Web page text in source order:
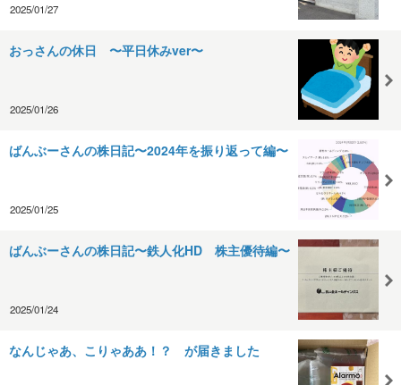
2025/01/27
おっさんの休日 〜平日休みver〜
2025/01/26
ばんぶーさんの株日記〜2024年を振り返って編〜
2025/01/25
ばんぶーさんの株日記〜鉄人化HD 株主優待編〜
2025/01/24
なんじゃあ、こりゃああ！？ が届きました